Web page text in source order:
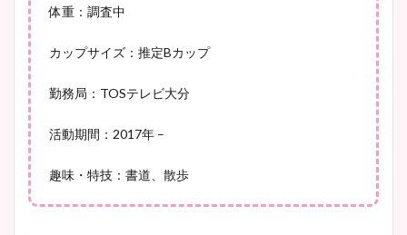
体重：調査中
カップサイズ：推定Bカップ
勤務局：TOSテレビ大分
活動期間：2017年 –
趣味・特技：書道、散歩